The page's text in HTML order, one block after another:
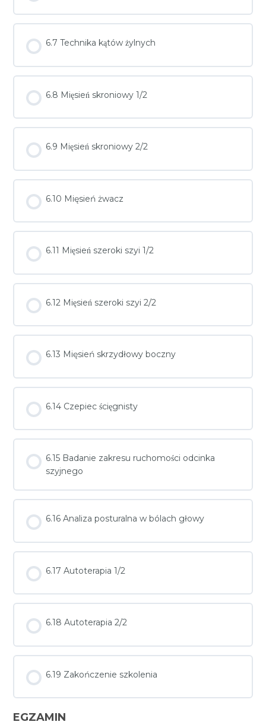
6.7 Technika kątów żylnych
6.8 Mięsień skroniowy 1/2
6.9 Mięsień skroniowy 2/2
6.10 Mięsień żwacz
6.11 Mięsień szeroki szyi 1/2
6.12 Mięsień szeroki szyi 2/2
6.13 Mięsień skrzydłowy boczny
6.14 Czepiec ścięgnisty
6.15 Badanie zakresu ruchomości odcinka
szyjnego
6.16 Analiza posturalna w bólach głowy
6.17 Autoterapia 1/2
6.18 Autoterapia 2/2
6.19 Zakończenie szkolenia
EGZAMIN